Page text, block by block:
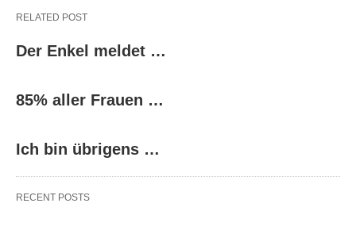
RELATED POST
Der Enkel meldet …
85% aller Frauen …
Ich bin übrigens …
RECENT POSTS